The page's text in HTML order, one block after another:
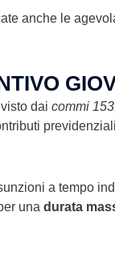
anche le
dai commi
a tempo
una durata